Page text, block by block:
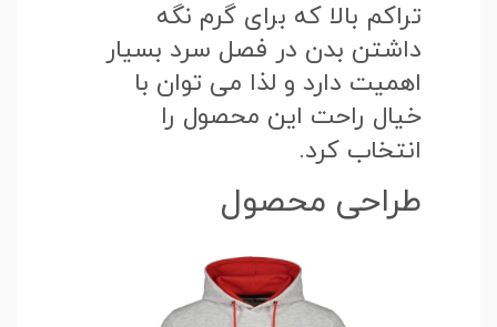
تراکم بالا که برای گرم نگه
داشتن بدن در فصل سرد بسیار
اهمیت دارد و لذا می توان با
خیال راحت این محصول را
انتخاب کرد.
طراحی محصول